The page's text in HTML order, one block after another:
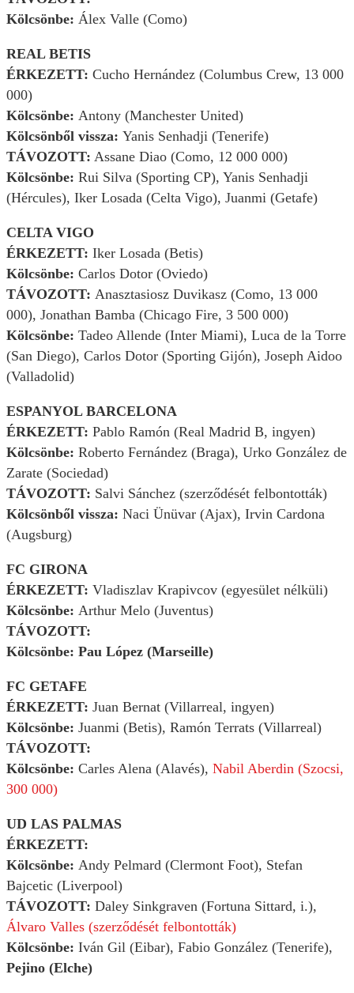
Kölcsönbe: Álex Valle (Como)
REAL BETIS
ÉRKEZETT: Cucho Hernández (Columbus Crew, 13 000
000)
Kölcsönbe: Antony (Manchester United)
Kölcsönből vissza: Yanis Senhadji (Tenerife)
TÁVOZOTT: Assane Diao (Como, 12 000 000)
Kölcsönbe: Rui Silva (Sporting CP), Yanis Senhadji
(Hércules), Iker Losada (Celta Vigo), Juanmi (Getafe)
CELTA VIGO
ÉRKEZETT: Iker Losada (Betis)
Kölcsönbe: Carlos Dotor (Oviedo)
TÁVOZOTT: Anasztasiosz Duvikasz (Como, 13 000
000), Jonathan Bamba (Chicago Fire, 3 500 000)
Kölcsönbe: Tadeo Allende (Inter Miami), Luca de la Torre
(San Diego), Carlos Dotor (Sporting Gijón), Joseph Aidoo
(Valladolid)
ESPANYOL BARCELONA
ÉRKEZETT: Pablo Ramón (Real Madrid B, ingyen)
Kölcsönbe: Roberto Fernández (Braga), Urko González de
Zarate (Sociedad)
TÁVOZOTT: Salvi Sánchez (szerződését felbontották)
Kölcsönből vissza: Naci Ünüvar (Ajax), Irvin Cardona
(Augsburg)
FC GIRONA
ÉRKEZETT: Vladiszlav Krapivcov (egyesület nélküli)
Kölcsönbe: Arthur Melo (Juventus)
TÁVOZOTT:
Kölcsönbe: Pau López (Marseille)
FC GETAFE
ÉRKEZETT: Juan Bernat (Villarreal, ingyen)
Kölcsönbe: Juanmi (Betis), Ramón Terrats (Villarreal)
TÁVOZOTT:
Kölcsönbe: Carles Alena (Alavés), Nabil Aberdin (Szocsi,
300 000)
UD LAS PALMAS
ÉRKEZETT:
Kölcsönbe: Andy Pelmard (Clermont Foot), Stefan
Bajcetic (Liverpool)
TÁVOZOTT: Daley Sinkgraven (Fortuna Sittard, i.),
Álvaro Valles (szerződését felbontották)
Kölcsönbe: Iván Gil (Eibar), Fabio González (Tenerife),
Pejino (Elche)